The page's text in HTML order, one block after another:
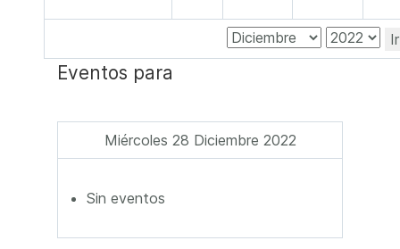
Eventos para
Miércoles 28 Diciembre 2022
Sin eventos